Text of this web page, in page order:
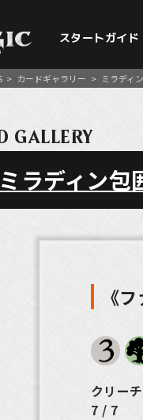
スタートガイド
> カードギャラリー > ミラディ
GALLERY
ミラディン包
《
クリー
7 / 7